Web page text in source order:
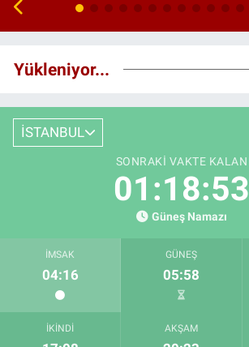
Yükleniyor...
İSTANBUL
SONRAKI VAKTE KALAN
01:18:52
Güneş Namazı
İMSAK
04:16
GÜNEŞ
05:58
İKINDI AKŞAM